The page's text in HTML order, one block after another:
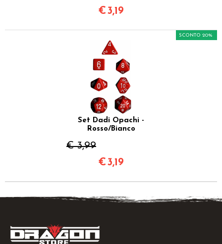
€3,19
Set Dadi Opachi -
Rosso/Bianco
€ 3,99
SCONTO 20%
€3,19